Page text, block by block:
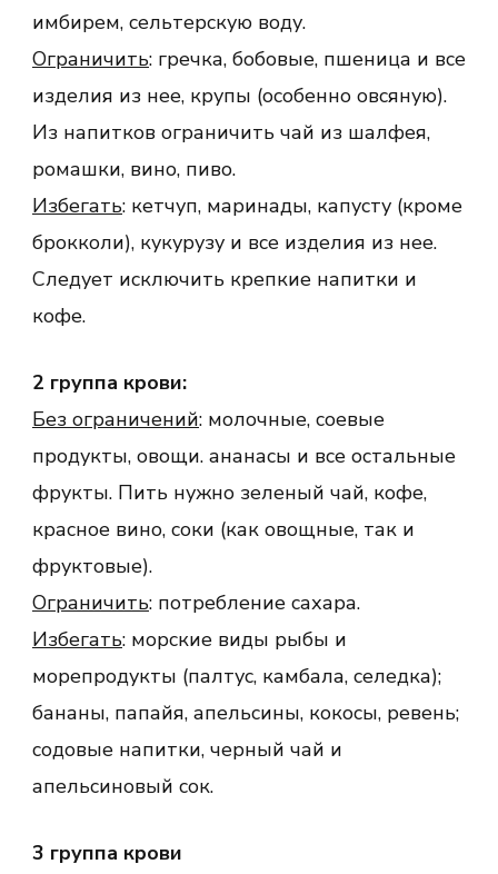
имбирем, сельтерскую воду.
Ограничить: гречка, бобовые, пшеница и все
изделия из нее, крупы (особенно овсяную).
Из напитков ограничить чай из шалфея,
ромашки, вино, пиво.
Избегать: кетчуп, маринады, капусту (кроме
брокколи), кукурузу и все изделия из нее.
Следует исключить крепкие напитки и
кофе.
2 группа крови:
Без ограничений: молочные, соевые
продукты, овощи. ананасы и все остальные
фрукты. Пить нужно зеленый чай, кофе,
красное вино, соки (как овощные, так и
фруктовые).
Ограничить: потребление сахара.
Избегать: морские виды рыбы и
морепродукты (палтус, камбала, селедка);
бананы, папайя, апельсины, кокосы, ревень;
содовые напитки, черный чай и
апельсиновый сок.
3 группа крови